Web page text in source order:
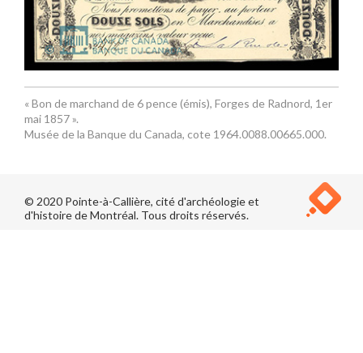
« Bon de marchand de 6 pence (émis), Forges de Radnord, 1er
mai 1857 ».
Musée de la Banque du Canada, cote 1964.0088.00665.000.
© 2020 Pointe-à-Callière, cité d'archéologie et
d'histoire de Montréal. Tous droits réservés.